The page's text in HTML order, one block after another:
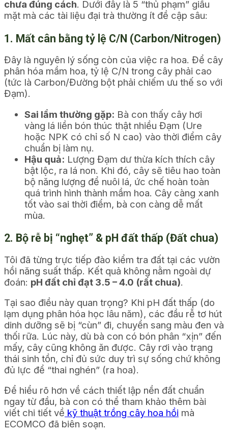
chưa đúng cách. Dưới đây là 5 “thủ phạm” giấu
mặt mà các tài liệu đại trà thường ít đề cập sâu:
1. Mất cân bằng tỷ lệ C/N (Carbon/Nitrogen)
Đây là nguyên lý sống còn của việc ra hoa. Để cây
phân hóa mầm hoa, tỷ lệ C/N trong cây phải cao
(tức là Carbon/Đường bột phải chiếm ưu thế so với
Đạm).
Sai lầm thường gặp: Bà con thấy cây hơi
vàng lá liền bón thúc thật nhiều Đạm (Ure
hoặc NPK có chỉ số N cao) vào thời điểm cây
chuẩn bị làm nụ.
Hậu quả: Lượng Đạm dư thừa kích thích cây
bật lộc, ra lá non. Khi đó, cây sẽ tiêu hao toàn
bộ năng lượng để nuôi lá, ức chế hoàn toàn
quá trình hình thành mầm hoa. Cây càng xanh
tốt vào sai thời điểm, bà con càng dễ mất
mùa.
2. Bộ rễ bị “nghẹt” & pH đất thấp (Đất chua)
Tôi đã từng trực tiếp đào kiểm tra đất tại các vườn
hồi năng suất thấp. Kết quả không nằm ngoài dự
đoán: pH đất chỉ đạt 3.5 – 4.0 (rất chua).
Tại sao điều này quan trọng? Khi pH đất thấp (do
lạm dụng phân hóa học lâu năm), các đầu rễ tơ hút
dinh dưỡng sẽ bị “cùn” đi, chuyển sang màu đen và
thối rữa. Lúc này, dù bà con có bón phân “xịn” đến
mấy, cây cũng không ăn được. Cây rơi vào trạng
thái sinh tồn, chỉ đủ sức duy trì sự sống chứ không
đủ lực để “thai nghén” (ra hoa).
Để hiểu rõ hơn về cách thiết lập nền đất chuẩn
ngay từ đầu, bà con có thể tham khảo thêm bài
viết chi tiết về kỹ thuật trồng cây hoa hồi mà
ECOMCO đã biên soạn.